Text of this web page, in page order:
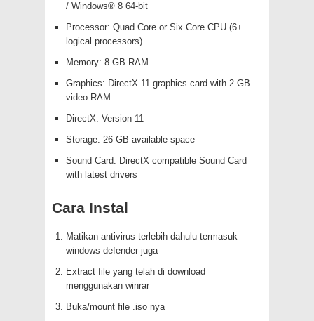
/ Windows® 8 64-bit
Processor: Quad Core or Six Core CPU (6+
logical processors)
Memory: 8 GB RAM
Graphics: DirectX 11 graphics card with 2 GB
video RAM
DirectX: Version 11
Storage: 26 GB available space
Sound Card: DirectX compatible Sound Card
with latest drivers
Cara Instal
Matikan antivirus terlebih dahulu termasuk
windows defender juga
Extract file yang telah di download
menggunakan winrar
Buka/mount file .iso nya